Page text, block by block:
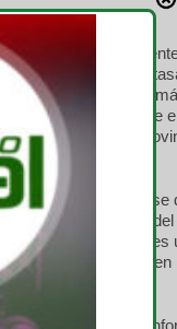
que asumió al
productivos con
detalló
lanzado el 27 de
el Gobierno
a poner fin a ese
a ponerse al lado del
no es un anuncio, es
que van a ingresar en
Y hoy venimos a